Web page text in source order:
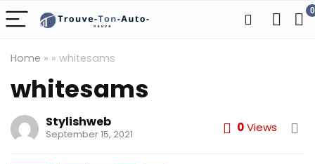
0
Home » » whitesams
whitesams
Stylishweb
September 15, 2021 0Views